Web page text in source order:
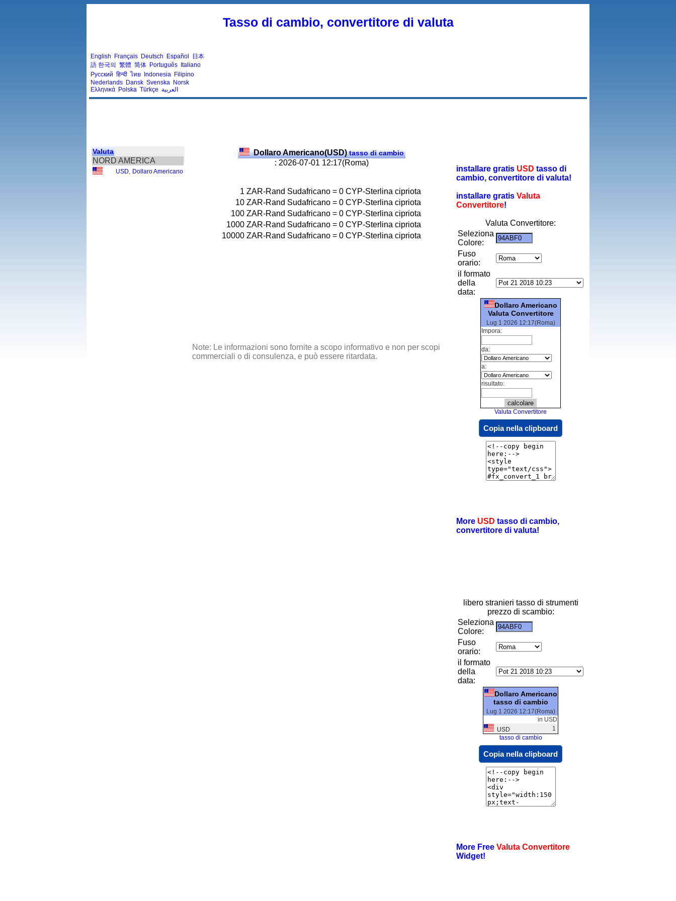
Tasso di cambio, convertitore di valuta
English Français Deutsch Español
日本
語 한국의 繁體 简体 Português Italiano
Русский हिन्दी ไทย Indonesia Filipino
Nederlands Dansk Svenska Norsk
Ελληνικά Polska Türkçe العربية
Valuta
NORD AMERICA
USD Dollaro Americano
Dollaro Americano(USD)tasso di cambio
: 2026-07-01 12:17(Roma)
1 ZAR-Rand Sudafricano = 0 CYP-Sterlina cipriota
10 ZAR-Rand Sudafricano = 0 CYP-Sterlina cipriota
100 ZAR-Rand Sudafricano = 0 CYP-Sterlina cipriota
1000 ZAR-Rand Sudafricano = 0 CYP-Sterlina cipriota
10000 ZAR-Rand Sudafricano = 0 CYP-Sterlina cipriota
Note: Le informazioni sono fornite a scopo informativo e non per scopi
commerciali o di consulenza, e può essere ritardata.
installare gratis USD tasso di
cambio, convertitore di valuta!
installare gratis Valuta
Convertitore!
Valuta Convertitore:
Seleziona
Colore:
Fuso
orario:
il formato
della
data:
Dollaro Americano
Valuta Convertitore
Lug 1 2026 12:17(Roma)
Impora:
da:
a:
risultato:
Valuta Convertitore
Copia nella clipboard
More USD tasso di cambio,
convertitore di valuta!
libero stranieri tasso di strumenti
prezzo di scambio:
Seleziona
Colore:
Fuso
orario:
il formato
della
data:
Dollaro Americano
tasso di cambio
Lug 1 2026 12:17(Roma)
in USD
USD
1
tasso di cambio
Copia nella clipboard
More Free Valuta Convertitore
Widget!